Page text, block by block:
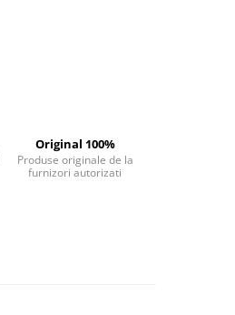
Original 100%
Produse originale de la
furnizori autorizati